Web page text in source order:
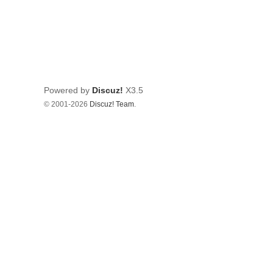
Powered by Discuz! X3.5
© 2001-2026 Discuz! Team